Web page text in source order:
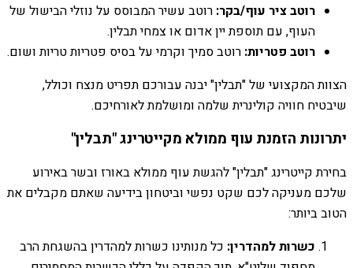
רוטב ציר עוף/בקר: רוטב עשיר המבוסס על נוזלי הבישול של
העוף, עם תוספת יין אדום או צמחי תבלין.
רוטב פטריות: רוטב סמיך וקרמי על בסיס פטריות טריות ושום.
הצוות המקצועי של "תבלין" יבנה עבורכם תפריט מנצח וכולל,
שיבטיח חוויה קולינרית שלמה ומושלמת לאורחיכם.
יתרונות הזמנת עוף ממולא מקייטרינג "תבלין"
בחירת קייטרינג "תבלין" להגשת עוף ממולא באורז ובשר באירוע
שלכם מעניקה לכם שקט נפשי וביטחון בידיעה שאתם מקבלים את
הטוב ביותר:
כשרות למהדרין: כל מנותינו כשרות למהדרין בהשגחת הרב